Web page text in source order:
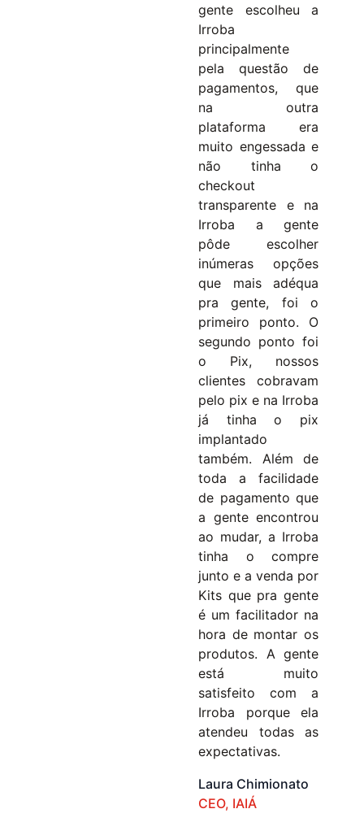
gente escolheu a
Irroba
principalmente
pela questão de
pagamentos, que
na outra
plataforma era
muito engessada e
não tinha o
checkout
transparente e na
Irroba a gente
pôde escolher
inúmeras opções
que mais adéqua
pra gente, foi o
primeiro ponto. O
segundo ponto foi
o Pix, nossos
clientes cobravam
pelo pix e na Irroba
já tinha o pix
implantado
também. Além de
toda a facilidade
de pagamento que
a gente encontrou
ao mudar, a Irroba
tinha o compre
junto e a venda por
Kits que pra gente
é um facilitador na
hora de montar os
produtos. A gente
está muito
satisfeito com a
Irroba porque ela
atendeu todas as
expectativas.
Laura Chimionato
CEO, IAIÁ